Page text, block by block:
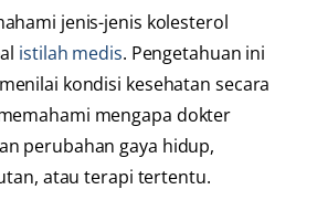
jenis-jenis kolesterol
istilah medis. Pengetahuan ini
kondisi kesehatan secara
mengapa dokter
perubahan gaya hidup,
atau terapi tertentu.